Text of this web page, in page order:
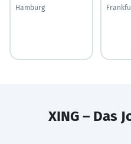
Hamburg
XING – Das